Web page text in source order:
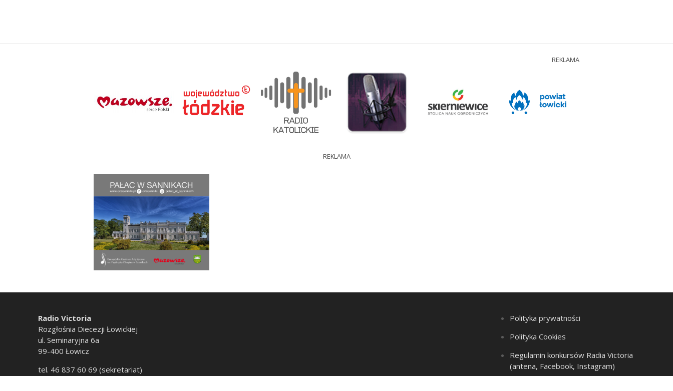
REKLAMA
REKLAMA
Radio Victoria
Rozgłośnia Diecezji Łowickiej
ul. Seminaryjna 6a
99-400 Łowicz
tel. 46 837 60 69 (sekretariat)
Polityka prywatności
Polityka Cookies
Regulamin konkursów Radia Victoria
(antena, Facebook, Instagram)